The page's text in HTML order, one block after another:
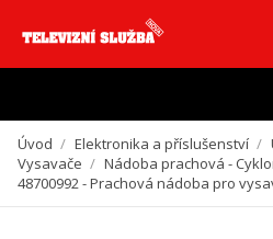
Vzhledem k aktuální situaci se může
zpozdit. Děkujeme
Úvod / Elektronika a příslušenství /
Vysavače / Nádoba prachová -
48700992 - Prachová nádoba pro